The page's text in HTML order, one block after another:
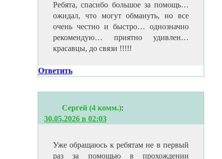
Ребята, спасибо большое за помощь…
ожидал, что могут обмануть, но все
очень честно и быстро… однозначно
рекомендую… приятно удивлен…
красавцы, до связи !!!!!
Ответить
Сергей (4 комм.):
30.05.2026 в 02:03
Уже обращаюсь к ребятам не в первый
раз за помощью в прохождении